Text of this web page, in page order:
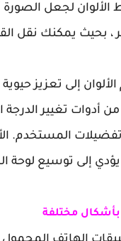
لجعل الصورة
، بحيث يمكنك نقل
إلى تعزيز
أدوات تغيير الدرجة
تفضيلات المستخدم.
إلى توسيع لوحة
مختلفة